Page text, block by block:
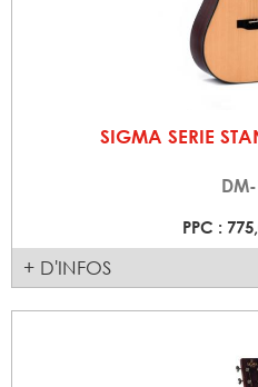
SIGMA SERIE
PPC :
+ D'INFOS